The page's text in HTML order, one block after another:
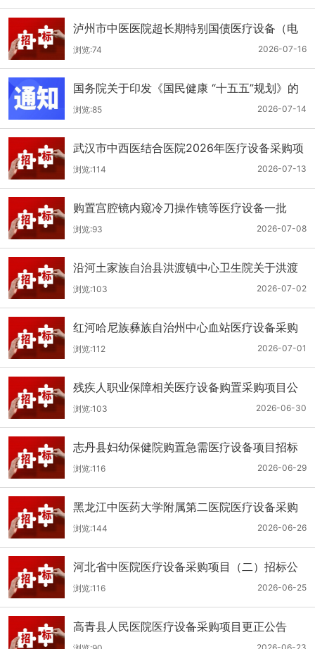
2026FW-06）采购更正公告
泸州市中医医院超长期特别国债医疗设备（电
子胃肠镜系统）采购更正公告（第二次）2026-07-16
浏览:74
国务院关于印发《国民健康 “十五五”规划》的
通知
2026-07-14
浏览:85
武汉市中西医结合医院2026年医疗设备采购项
目四公开招标公告
2026-07-13
浏览:114
购置宫腔镜内窥冷刀操作镜等医疗设备一批
（双盲+远程异地+分散）
2026-07-08
浏览:93
沿河土家族自治县洪渡镇中心卫生院关于洪渡
镇中心卫生院县域医疗次中心医疗设备采购项
目的公开招标公告
2026-07-02
浏览:103
红河哈尼族彝族自治州中心血站医疗设备采购
（二次）公开招标公告
2026-07-01
浏览:112
残疾人职业保障相关医疗设备购置采购项目公
开招标招标公告
2026-06-30
浏览:103
志丹县妇幼保健院购置急需医疗设备项目招标
公告
2026-06-29
浏览:116
黑龙江中医药大学附属第二医院医疗设备采购
(二次)招标公告
2026-06-26
浏览:144
河北省中医院医疗设备采购项目（二）招标公
告
2026-06-25
浏览:116
高青县人民医院医疗设备采购项目更正公告